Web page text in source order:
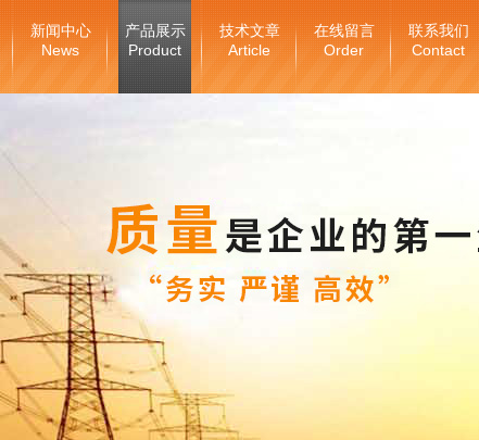
新闻中心
News
产品展示
Product
技术文章
Article
在线留言
Order
联系我们
Contact